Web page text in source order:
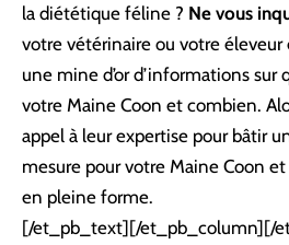
la diététique féline ? Ne vous
votre vétérinaire ou votre
une mine d’or d’informations sur
votre Maine Coon et combien.
appel à leur expertise pour bâtir
mesure pour votre Maine Coon
en pleine forme.
[/et_pb_text][/et_pb_column][/